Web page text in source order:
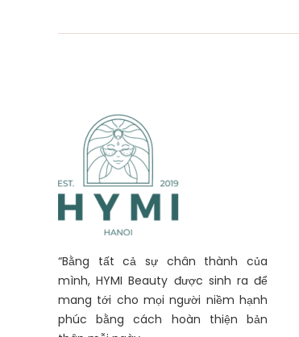
“Bằng tất cả sự chân thành của
mình, HYMI Beauty được sinh ra để
mang tới cho mọi người niềm hạnh
phúc bằng cách hoàn thiện bản